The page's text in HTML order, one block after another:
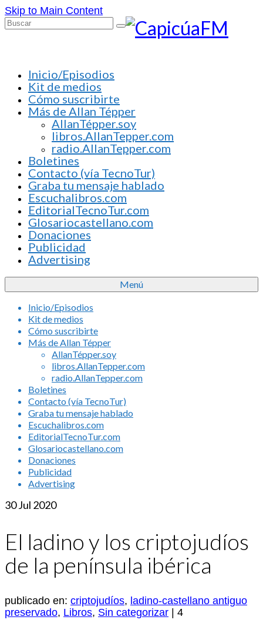
Skip to Main Content
Buscar
Inicio/Episodios
Kit de medios
Cómo suscribirte
Más de Allan Tépper
AllanTépper.soy
libros.AllanTepper.com
radio.AllanTepper.com
Boletines
Contacto (vía TecnoTur)
Graba tu mensaje hablado
Escuchalibros.com
EditorialTecnoTur.com
Glosariocastellano.com
Donaciones
Publicidad
Advertising
Menú
Inicio/Episodios
Kit de medios
Cómo suscribirte
Más de Allan Tépper
AllanTépper.soy
libros.AllanTepper.com
radio.AllanTepper.com
Boletines
Contacto (vía TecnoTur)
Graba tu mensaje hablado
Escuchalibros.com
EditorialTecnoTur.com
Glosariocastellano.com
Donaciones
Publicidad
Advertising
30Jul 2020
El ladino y los criptojudíos
de la península ibérica
publicado en: criptojudíos, ladino-castellano antiguo
preservado, Libros, Sin categorizar 4